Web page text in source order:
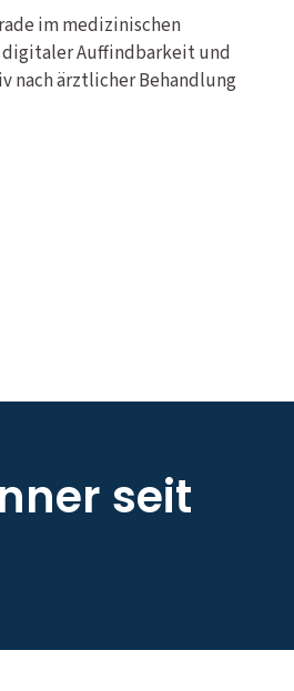
im medizinischen
digitaler Auffindbarkeit und
nach ärztlicher Behandlung
seit